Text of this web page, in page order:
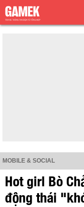
MOBILE & SOCIAL
Hot girl Bò
động thái